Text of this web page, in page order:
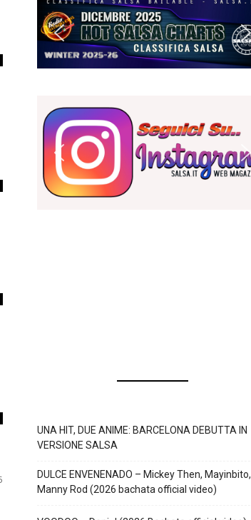
UNA HIT, DUE ANIME: BARCELONA DEBUTTA IN
VERSIONE SALSA
DULCE ENVENENADO – Mickey Then, Mayinbito,
Manny Rod (2026 bachata official video)